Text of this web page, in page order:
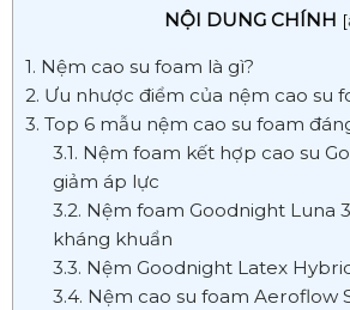
NỘI DUNG CHÍNH [
1. Nệm cao su foam là gì?
2. Ưu nhược điểm của nệm cao su
3. Top 6 mẫu nệm cao su foam
3.1. Nệm foam kết hợp cao su
giảm áp lực
3.2. Nệm foam Goodnight Luna
kháng khuẩn
3.3. Nệm Goodnight Latex
3.4. Nệm cao su foam Aeroflow